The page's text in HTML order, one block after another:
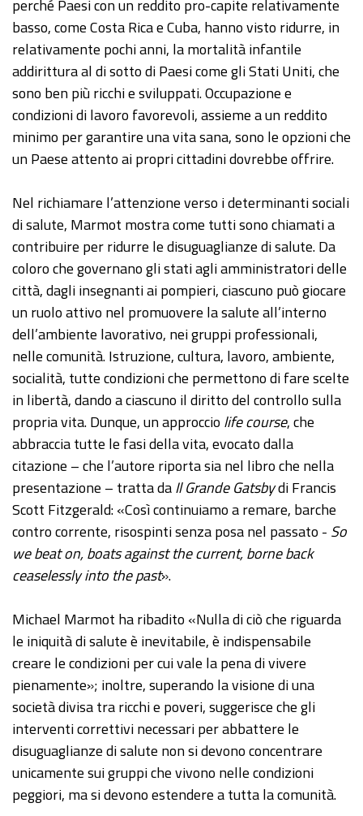
perché Paesi con un reddito pro-capite relativamente
basso, come Costa Rica e Cuba, hanno visto ridurre, in
relativamente pochi anni, la mortalità infantile
addirittura al di sotto di Paesi come gli Stati Uniti, che
sono ben più ricchi e sviluppati. Occupazione e
condizioni di lavoro favorevoli, assieme a un reddito
minimo per garantire una vita sana, sono le opzioni che
un Paese attento ai propri cittadini dovrebbe offrire.
Nel richiamare l’attenzione verso i determinanti sociali
di salute, Marmot mostra come tutti sono chiamati a
contribuire per ridurre le disuguaglianze di salute. Da
coloro che governano gli stati agli amministratori delle
città, dagli insegnanti ai pompieri, ciascuno può giocare
un ruolo attivo nel promuovere la salute all’interno
dell’ambiente lavorativo, nei gruppi professionali,
nelle comunità. Istruzione, cultura, lavoro, ambiente,
socialità, tutte condizioni che permettono di fare scelte
in libertà, dando a ciascuno il diritto del controllo sulla
propria vita. Dunque, un approccio life course, che
abbraccia tutte le fasi della vita, evocato dalla
citazione – che l’autore riporta sia nel libro che nella
presentazione – tratta daIl Grande Gatsbydi Francis
Scott Fitzgerald: «Così continuiamo a remare, barche
contro corrente, risospinti senza posa nel passato - So
we beat on, boats against the current, borne back
ceaselessly into the past».
Michael Marmot ha ribadito «Nulla di ciò che riguarda
le iniquità di salute è inevitabile, è indispensabile
creare le condizioni per cui vale la pena di vivere
pienamente»; inoltre, superando la visione di una
società divisa tra ricchi e poveri, suggerisce che gli
interventi correttivi necessari per abbattere le
disuguaglianze di salute non si devono concentrare
unicamente sui gruppi che vivono nelle condizioni
peggiori, ma si devono estendere a tutta la comunità.